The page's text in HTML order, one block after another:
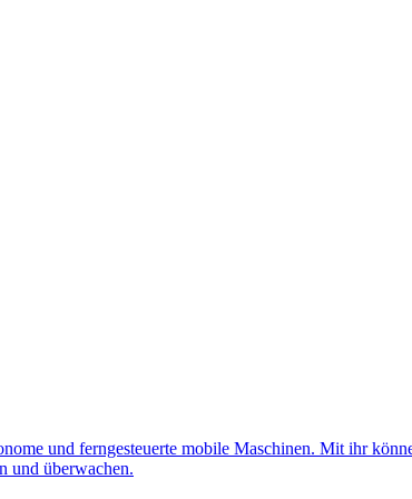
und ferngesteuerte mobile Maschinen. Mit ihr
und überwachen.